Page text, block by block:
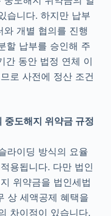
습니다. 하지만 납부
와 개별 협의를 진행
할 납부를 승인해 주
간 동안 법정 연체 이
로 사전에 정산 조건
중도해지 위약금 규정
라이딩 방식의 요율
용됩니다. 다만 법인
위약금을 법인세법
상 세액공제 혜택을
차이점이 있습니다.